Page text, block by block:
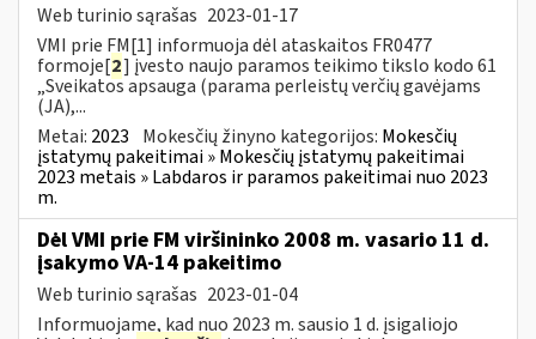
Web turinio sąrašas 2023-01-17
VMI prie FM[1] informuoja dėl ataskaitos FR0477
formoje[2] įvesto naujo paramos teikimo tikslo kodo 61
„Sveikatos apsauga (parama perleistų verčių gavėjams
(JA),...
Metai: 2023 Mokesčių žinyno kategorijos: Mokesčių
įstatymų pakeitimai » Mokesčių įstatymų pakeitimai
2023 metais » Labdaros ir paramos pakeitimai nuo 2023
m.
Dėl VMI prie FM viršininko 2008 m. vasario 11 d.
įsakymo VA-14 pakeitimo
Web turinio sąrašas 2023-01-04
Informuojame, kad nuo 2023 m. sausio 1 d. įsigaliojo